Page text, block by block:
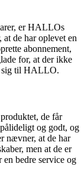
er HALLOs
de har oplevet en
abonnement,
for, at der ikke
sig til HALLO.
de får
og godt, og
nævner, at de har
men at de er
bedre service og